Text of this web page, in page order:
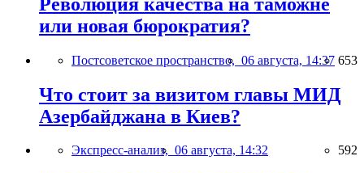
или новая бюрократия?
Постсоветское пространство, 06 августа, 14:37 653
Что стоит за визитом главы МИД
Азербайджана в Киев?
Экспресс-анализ, 06 августа, 14:32 592